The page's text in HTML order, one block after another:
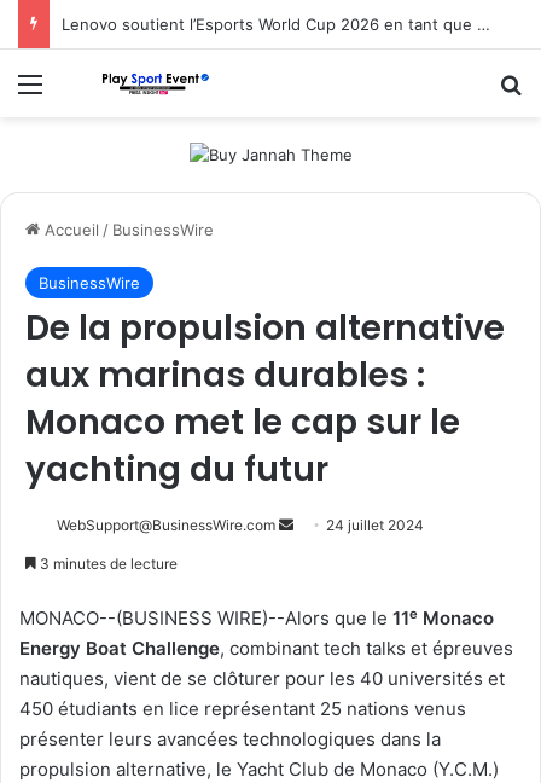
Lenovo soutient l’Esports World Cup 2026 en tant que partenaire fondateur
Menu
Accueil / BusinessWire
BusinessWire
De la propulsion alternative
aux marinas durables :
Monaco met le cap sur le
yachting du futur
WebSupport@BusinessWire.com
Envoyer24 juillet 2024
3 minutes de lecture
MONACO--(BUSINESS WIRE)--Alors que le 11e Monaco
Energy Boat Challenge, combinant tech talks et épreuves
nautiques, vient de se clôturer pour les 40 universités et
450 étudiants en lice représentant 25 nations venus
présenter leurs avancées technologiques dans la
propulsion alternative, le Yacht Club de Monaco (Y.C.M.)